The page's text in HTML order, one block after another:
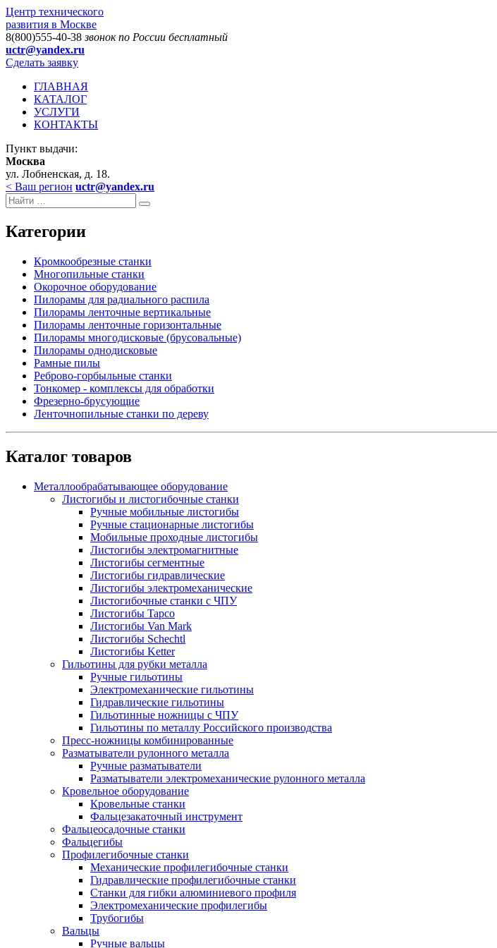
Центр технического
развития в Москве
8(800)555-40-38звонок по России бесплатный
uctr@yandex.ru
Сделать заявку
ГЛАВНАЯ
КАТАЛОГ
УСЛУГИ
КОНТАКТЫ
Пункт выдачи:
Москва
ул. Лобненская, д. 18.
< Ваш регион uctr@yandex.ru
Категории
Кромкообрезные станки
Многопильные станки
Окорочное оборудование
Пилорамы для радиального распила
Пилорамы ленточные вертикальные
Пилорамы ленточные горизонтальные
Пилорамы многодисковые (брусовальные)
Пилорамы однодисковые
Рамные пилы
Реброво-горбыльные станки
Тонкомер - комплексы для обработки
Фрезерно-брусующие
Ленточнопильные станки по дереву
Каталог товаров
Металлообрабатывающее оборудование
Листогибы и листогибочные станки
Ручные мобильные листогибы
Ручные стационарные листогибы
Мобильные проходные листогибы
Листогибы электромагнитные
Листогибы сегментные
Листогибы гидравлические
Листогибы электромеханические
Листогибочные станки с ЧПУ
Листогибы Tapco
Листогибы Van Mark
Листогибы Schechtl
Листогибы Ketter
Гильотины для рубки металла
Ручные гильотины
Электромеханические гильотины
Гидравлические гильотины
Гильотинные ножницы с ЧПУ
Гильотины по металлу Российского производства
Пресс-ножницы комбинированные
Разматыватели рулонного металла
Ручные разматыватели
Разматыватели электромеханические рулонного металла
Кровельное оборудование
Кровельные станки
Фальцезакаточный инструмент
Фальцеосадочные станки
Фальцегибы
Профилегибочные станки
Механические профилегибочные станки
Гидравлические профилегибочные станки
Станки для гибки алюминиевого профиля
Электромеханические профилегибы
Трубогибы
Вальцы
Ручные вальцы